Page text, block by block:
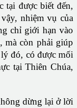
tại được biết đến,
nhiệm vụ của
chỉ giới hạn vào
mà còn phải giúp
đó, có được mối
tại Thiên Chúa,
dừng lại ở lời